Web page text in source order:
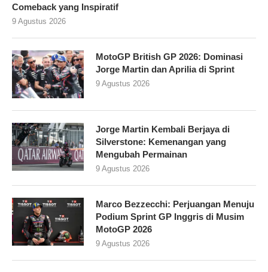
Comeback yang Inspiratif
9 Agustus 2026
MotoGP British GP 2026: Dominasi
Jorge Martin dan Aprilia di Sprint
9 Agustus 2026
Jorge Martin Kembali Berjaya di
Silverstone: Kemenangan yang
Mengubah Permainan
9 Agustus 2026
Marco Bezzecchi: Perjuangan Menuju
Podium Sprint GP Inggris di Musim
MotoGP 2026
9 Agustus 2026